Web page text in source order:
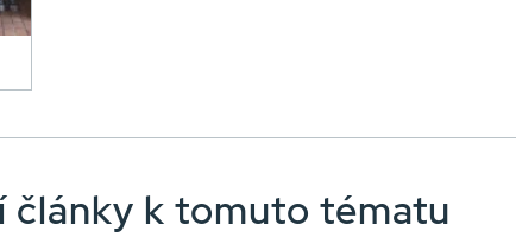
články k tomuto tématu